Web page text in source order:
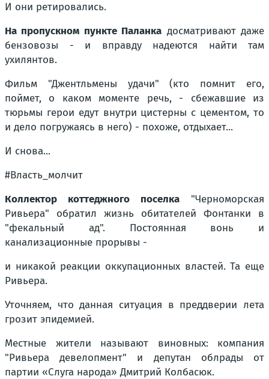
И они ретировались.
На пропускном пункте Паланка досматривают даже
бензовозы - и вправду надеются найти там
ухилянтов.
Фильм "Джентльмены удачи" (кто помнит его,
поймет, о каком моменте речь, - сбежавшие из
тюрьмы герои едут внутри цистерны с цементом, то
и дело погружаясь в него) - похоже, отдыхает...
И снова...
#Власть_молчит
Коллектор коттеджного поселка "Черноморская
Ривьера" обратил жизнь обитателей Фонтанки в
"фекальный ад". Постоянная вонь и
канализационные прорывы -
и никакой реакции оккупационных властей. Та еще
Ривьера.
Уточняем, что данная ситуация в преддверии лета
грозит эпидемией.
Местные жители называют виновных: компания
"Ривьера девелопмент" и депутан облрады от
партии «Слуга народа» Дмитрий Колбасюк.